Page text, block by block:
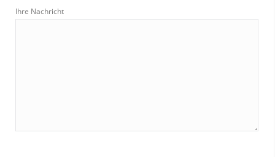
Ihre Nachricht